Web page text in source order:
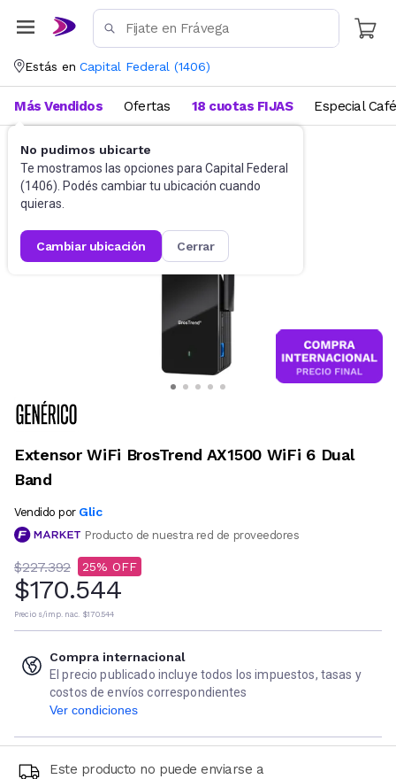
Estás en Capital Federal (1406)
No pudimos ubicarte
Te mostramos las opciones para Capital Federal
(1406). Podés cambiar tu ubicación cuando
quieras.
cambiar ubicación cerrar
Más Vendidos Ofertas 18 cuotas FIJAS Especial Café
Accesorios de Informática
Extensor WiFi BrosTrend AX1500 WiFi 6 Dual
Band
Vendido por Glic
Producto de nuestra red de proveedores
$227.392 25
$170.544
Precio s/imp. nac. $170.544
Compra internacional
El precio publicado incluye todos los impuestos, tasas y
costos de envíos correspondientes
Ver condiciones
Este producto no puede enviarse a